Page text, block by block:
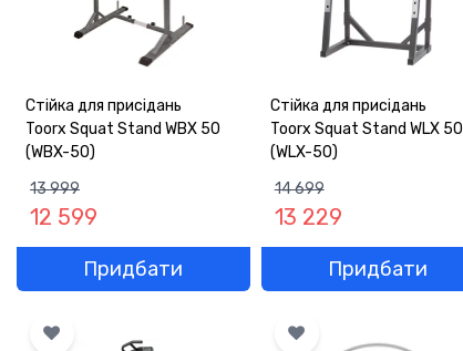
Стійка для присідань
Toorx Squat Stand WBX 50
(WBX-50)
13 999
12 599
Придбати
Стійка для присідань
Toorx Squat Stand WLX 50
(WLX-50)
14 699
13 229
Придбати